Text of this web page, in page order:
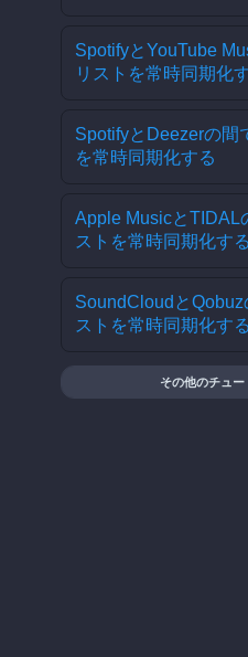
SpotifyとYouTube
リストを常時同期化
SpotifyとDeezerの間
を常時同期化する
Apple MusicとTIDAL
ストを常時同期化する
SoundCloudとQobuz
ストを常時同期化する
その他のチュー